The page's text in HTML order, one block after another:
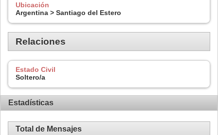
Ubicación
Argentina > Santiago del Estero
Relaciones
Estado Civil
Soltero/a
Estadísticas
Total de Mensajes